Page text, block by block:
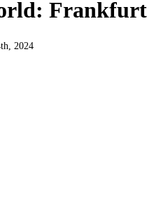
Frankfurt
2024